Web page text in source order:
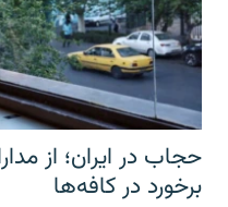
حجاب در ایران؛ از
برخورد در کافه‌ها